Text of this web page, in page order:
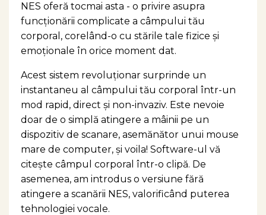
NES oferă tocmai asta - o privire asupra
funcționării complicate a câmpului tău
corporal, corelând-o cu stările tale fizice și
emoționale în orice moment dat.
Acest sistem revoluționar surprinde un
instantaneu al câmpului tău corporal într-un
mod rapid, direct și non-invaziv. Este nevoie
doar de o simplă atingere a mâinii pe un
dispozitiv de scanare, asemănător unui mouse
mare de computer, și voila! Software-ul vă
citește câmpul corporal într-o clipă. De
asemenea, am introdus o versiune fără
atingere a scanării NES, valorificând puterea
tehnologiei vocale.